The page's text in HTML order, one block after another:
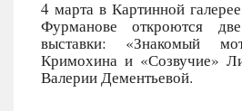
4 марта в Картинной
Фурманове откроются
выставки: «Знакомый
Кримохина и «Созвучие»
Валерии Дементьевой.